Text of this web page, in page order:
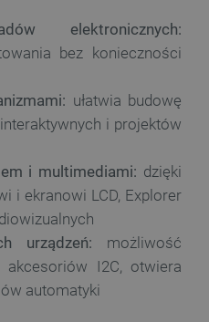
elektronicznych:
bez konieczności
ułatwia budowę
i projektów
i multimediami: dzięki
i ekranowi LCD, Explorer
urządzeń: możliwość
akcesoriów I2C, otwiera
automatyki